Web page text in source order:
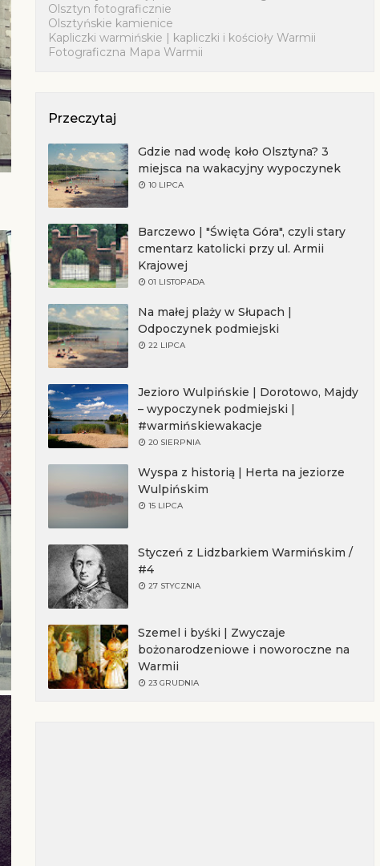
Olsztyn fotograficznie
Olsztyńskie kamienice
Kapliczki warmińskie | kapliczki i kościoły Warmii
Fotograficzna Mapa Warmii
Przeczytaj
Gdzie nad wodę koło Olsztyna? 3
miejsca na wakacyjny wypoczynek
10 LIPCA
Barczewo | "Święta Góra", czyli stary
cmentarz katolicki przy ul. Armii
Krajowej
01 LISTOPADA
Na małej plaży w Słupach |
Odpoczynek podmiejski
22 LIPCA
Jezioro Wulpińskie | Dorotowo, Majdy
– wypoczynek podmiejski |
#warmińskiewakacje
20 SIERPNIA
Wyspa z historią | Herta na jeziorze
Wulpińskim
15 LIPCA
Styczeń z Lidzbarkiem Warmińskim /
#4
27 STYCZNIA
Szemel i byśki | Zwyczaje
bożonarodzeniowe i noworoczne na
Warmii
23 GRUDNIA